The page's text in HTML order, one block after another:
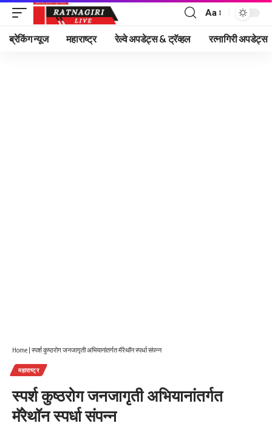
Font
Resizer
Aa
ब्रेकिंग न्यूज महाराष्ट्र रेल्वे अपडेट्स & ट्रॅव्हल रत्नागिरी अपडेट्स
Home | स्पर्श कुष्ठरोग जनजागृती अभियानांतर्गत मॅरेथॉन स्पर्धा संपन्न
महाराष्ट्र
स्पर्श कुष्ठरोग जनजागृती अभियानांतर्गत
मॅरेथॉन स्पर्धा संपन्न